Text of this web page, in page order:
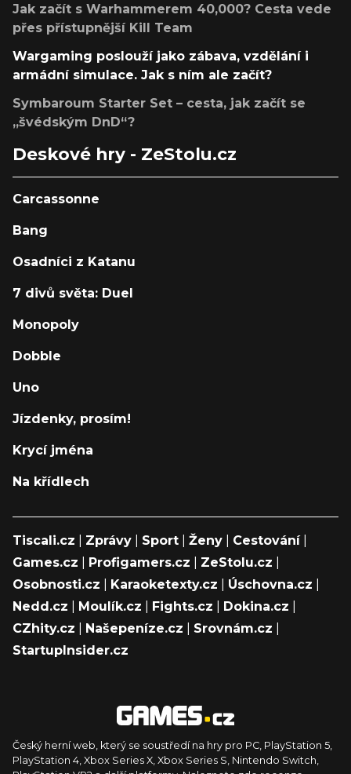
Jak začít s Warhammerem 40,000? Cesta vede
přes přístupnější Kill Team
Wargaming poslouží jako zábava, vzdělání i
armádní simulace. Jak s ním ale začít?
Symbaroum Starter Set – cesta, jak začít se
„švédským DnD“?
Deskové hry - ZeStolu.cz
Carcassonne
Bang
Osadníci z Katanu
7 divů světa: Duel
Monopoly
Dobble
Uno
Jízdenky, prosím!
Krycí jména
Na křídlech
Tiscali.cz Zprávy Sport Ženy Cestování|
Games.cz
Profigamers.cz ZeStolu.cz
Osobnosti.cz
Karaoketexty.cz Úschovna.cz
Nedd.cz
Moulík.cz Fights.cz Dokina.cz
CZhity.cz
Našepeníze.cz Srovnám.cz
StartupInsider.cz
Český herní web, který se soustředí na hry pro PC, PlayStation 5,
PlayStation 4, Xbox Series X, Xbox Series S, Nintendo Switch,